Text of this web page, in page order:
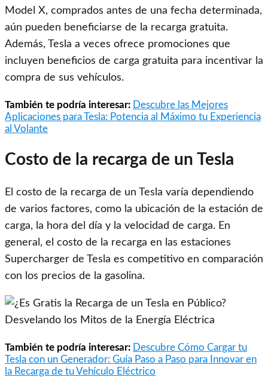
Model X, comprados antes de una fecha determinada,
aún pueden beneficiarse de la recarga gratuita.
Además, Tesla a veces ofrece promociones que
incluyen beneficios de carga gratuita para incentivar la
compra de sus vehículos.
También te podría interesar: Descubre las Mejores
Aplicaciones para Tesla: Potencia al Máximo tu Experiencia
al Volante
Costo de la recarga de un Tesla
El costo de la recarga de un Tesla varía dependiendo
de varios factores, como la ubicación de la estación de
carga, la hora del día y la velocidad de carga. En
general, el costo de la recarga en las estaciones
Supercharger de Tesla es competitivo en comparación
con los precios de la gasolina.
También te podría interesar: Descubre Cómo Cargar tu
Tesla con un Generador: Guía Paso a Paso para Innovar en
la Recarga de tu Vehículo Eléctrico